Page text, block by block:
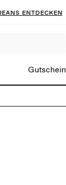
entdecken
Gutschein